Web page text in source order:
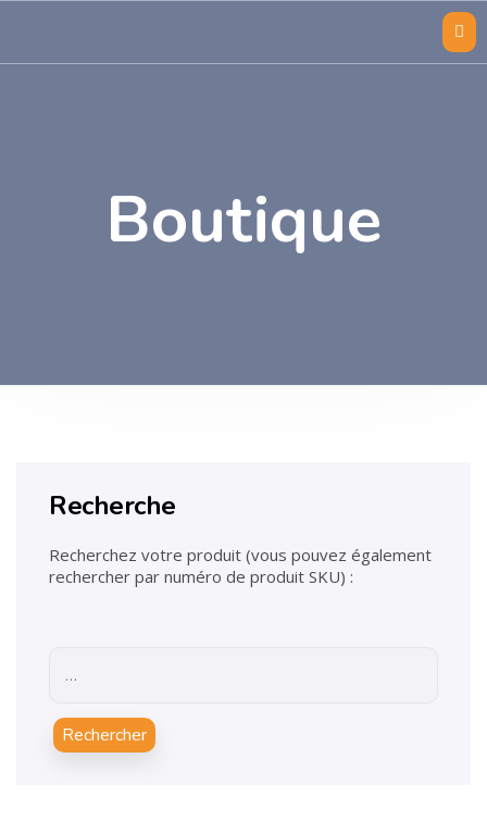
Boutique
Recherche
Recherchez votre produit (vous pouvez également
rechercher par numéro de produit SKU) :
Rechercher